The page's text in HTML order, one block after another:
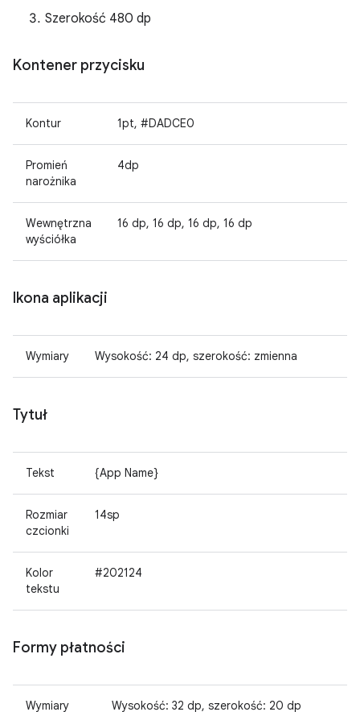
Szerokość 480 dp
Kontener przycisku
Kontur 1pt, #DADCE0
Promień
narożnika
4dp
Wewnętrzna
wyściółka
16 dp, 16 dp, 16 dp, 16 dp
Ikona aplikacji
Wymiary Wysokość: 24 dp, szerokość: zmienna
Tytuł
Tekst {App Name}
Rozmiar
czcionki
14sp
Kolor
tekstu
#202124
Formy płatności
Wymiary Wysokość: 32 dp, szerokość: 20 dp